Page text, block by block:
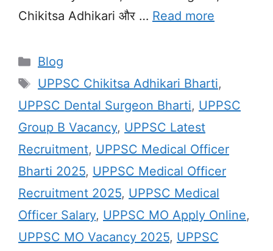
Chikitsa Adhikari और … Read more
Categories
Blog
Tags
UPPSC Chikitsa Adhikari Bharti,
UPPSC Dental Surgeon Bharti, UPPSC
Group B Vacancy, UPPSC Latest
Recruitment, UPPSC Medical Officer
Bharti 2025, UPPSC Medical Officer
Recruitment 2025, UPPSC Medical
Officer Salary, UPPSC MO Apply Online,
UPPSC MO Vacancy 2025, UPPSC